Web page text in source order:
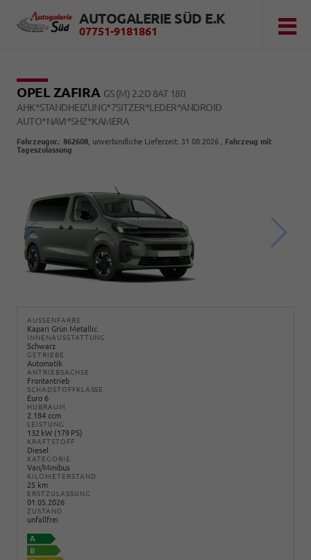
AUTOGALERIE SÜD E.K
07751-9181861
OPEL ZAFIRA GS (M) 2.2D 8AT 180
AHK*STANDHEIZUNG*7SITZER*LEDER*ANDROID
AUTO*NAVI*SHZ*KAMERA
Fahrzeugnr.: 862608 , unverbindliche Lieferzeit: 31.08.2026
Fahrzeug mit
Tageszulassung
AUSSENFARBE
Kapari Grün Metallic
INNENAUSSTATTUNG
Schwarz
GETRIEBE
Automatik
ANTRIEBSACHSE
Frontantrieb
SCHADSTOFFKLASSE
Euro 6
HUBRAUM
2.184 ccm
LEISTUNG
132 kW (179 PS)
KRAFTSTOFF
Diesel
KATEGORIE
Van/Minibus
KILOMETERSTAND
25 km
ERSTZULASSUNG
01.05.2026
ZUSTAND
unfallfrei